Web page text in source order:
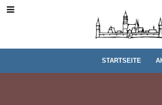
STARTSEITE